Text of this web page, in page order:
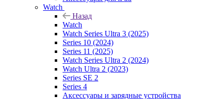
Watch
Назад
Watch
Watch Series Ultra 3 (2025)
Series 10 (2024)
Series 11 (2025)
Watch Series Ultra 2 (2024)
Watch Ultra 2 (2023)
Series SE 2
Series 4
Аксессуары и зарядные устройства